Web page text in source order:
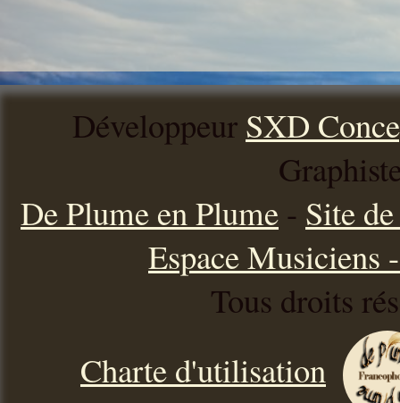
Développeur SXD
De Plume en Plume - Site
Espace Musiciens
Tous droits
Charte d'utilisation